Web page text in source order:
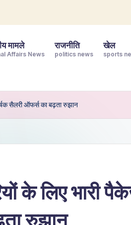
मामले
Affairs News
राजनीति
politics news
खेल
sports
सैलरी ऑफर्स का बढ़ता रुझान
के लिए भारी